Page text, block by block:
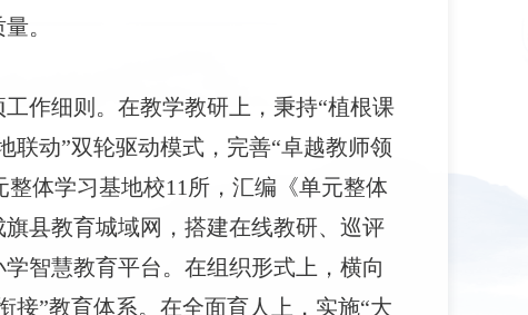
。
工作细则。在教学教研上，秉持“植根课
联动”双轮驱动模式，完善“卓越教师领
体学习基地校11所，汇编《单元整体
县教育城域网，搭建在线教研、巡评
智慧教育平台。在组织形式上，横向
接”教育体系。在全面育人上，实施“大